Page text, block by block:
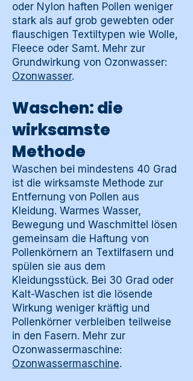
oder Nylon haften Pollen weniger
stark als auf grob gewebten oder
flauschigen Textiltypen wie Wolle,
Fleece oder Samt. Mehr zur
Grundwirkung von Ozonwasser:
Ozonwasser.
Waschen: die
wirksamste
Methode
Waschen bei mindestens 40 Grad
ist die wirksamste Methode zur
Entfernung von Pollen aus
Kleidung. Warmes Wasser,
Bewegung und Waschmittel lösen
gemeinsam die Haftung von
Pollenkörnern an Textilfasern und
spülen sie aus dem
Kleidungsstück. Bei 30 Grad oder
Kalt-Waschen ist die lösende
Wirkung weniger kräftig und
Pollenkörner verbleiben teilweise
in den Fasern. Mehr zur
Ozonwassermaschine:
Ozonwassermaschine.